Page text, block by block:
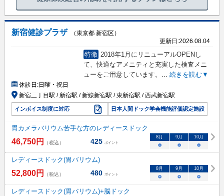
新宿健診プラザ
（東京都 新宿区）
更新日:2026.08.04
特徴 2018年1月にリニューアルOPENし
て、快適なアメニティと充実した検査メニ
ューをご用意しています。 ... 続きを読む▼
休診日:日曜・祝日
新宿三丁目駅 / 新宿駅 / 新線新宿駅 / 東新宿駅 / 西武新宿駅
インボイス制度に対応 日本人間ドック学会機能評価認定施設
胃カメラバリウム苦手な方のレディースドック
46,750円 （税込） 425 ポイント
8月 9月 10月
○ ○ ○
レディースドック(胃バリウム)
52,800円 （税込） 480 ポイント
8月 9月 10月
○ ○ ○
レディースドック(胃バリウム)+脳ドック